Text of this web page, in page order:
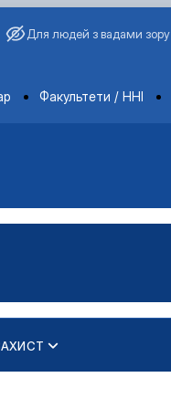
Для людей з вадами зору
Факультети / ННІ